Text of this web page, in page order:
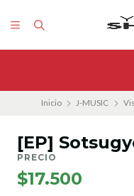
Inicio J-MUSIC
[EP]
PRECIO
$17.500